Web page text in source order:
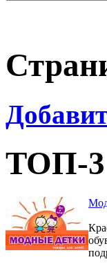
ТОП-3